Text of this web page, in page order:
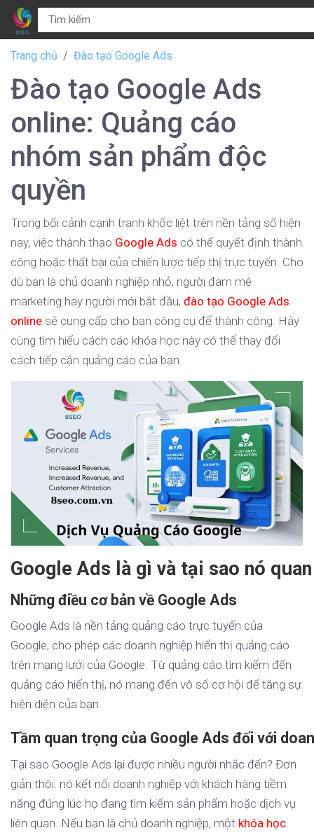
Trang chủ Đào tạo Google Ads
Đào tạo Google Ads
online: Quảng cáo
nhóm sản phẩm độc
quyền
Trong bối cảnh cạnh tranh khốc liệt trên nền tảng số hiện
nay, việc thành thạo Google Ads có thể quyết định thành
công hoặc thất bại của chiến lược tiếp thị trực tuyến. Cho
dù bạn là chủ doanh nghiệp nhỏ, người đam mê
marketing hay người mới bắt đầu, đào tạo Google Ads
online sẽ cung cấp cho bạn công cụ để thành công. Hãy
cùng tìm hiểu cách các khóa học này có thể thay đổi
cách tiếp cận quảng cáo của bạn.
Google Ads là gì và tại sao nó
Những điều cơ bản về Google Ads
Google Ads là nền tảng quảng cáo trực tuyến của
Google, cho phép các doanh nghiệp hiển thị quảng cáo
trên mạng lưới của Google. Từ quảng cáo tìm kiếm đến
quảng cáo hiển thị, nó mang đến vô số cơ hội để tăng sự
hiện diện của bạn.
Tầm quan trọng của Google Ads đối với
Tại sao Google Ads lại được nhiều người nhắc đến? Đơn
giản thôi: nó kết nối doanh nghiệp với khách hàng tiềm
năng đúng lúc họ đang tìm kiếm sản phẩm hoặc dịch vụ
liên quan. Nếu bạn là chủ doanh nghiệp, một khóa học